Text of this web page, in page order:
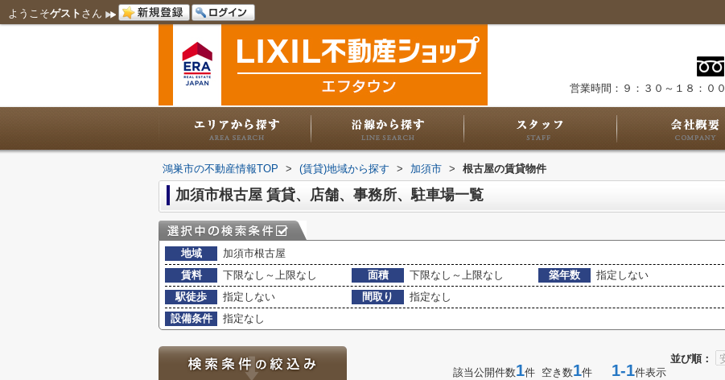
ようこそゲスト さん
営業時間：９：３０～１８：００
鴻巣市の不動産情報TOP > (賃貸)地域から探す > 加須市 > 根古屋の賃貸物件
加須市根古屋 賃貸、店舗、事務所、駐車場一覧
地域
加須市根古屋
賃料
下限なし～上限なし 面積 下限なし～上限なし 築年数
指定しない
駅徒歩
指定しない 間取り
指定なし
設備条件
指定なし
並び順：
該当公開件数1件 空き数1件 1-1件表示